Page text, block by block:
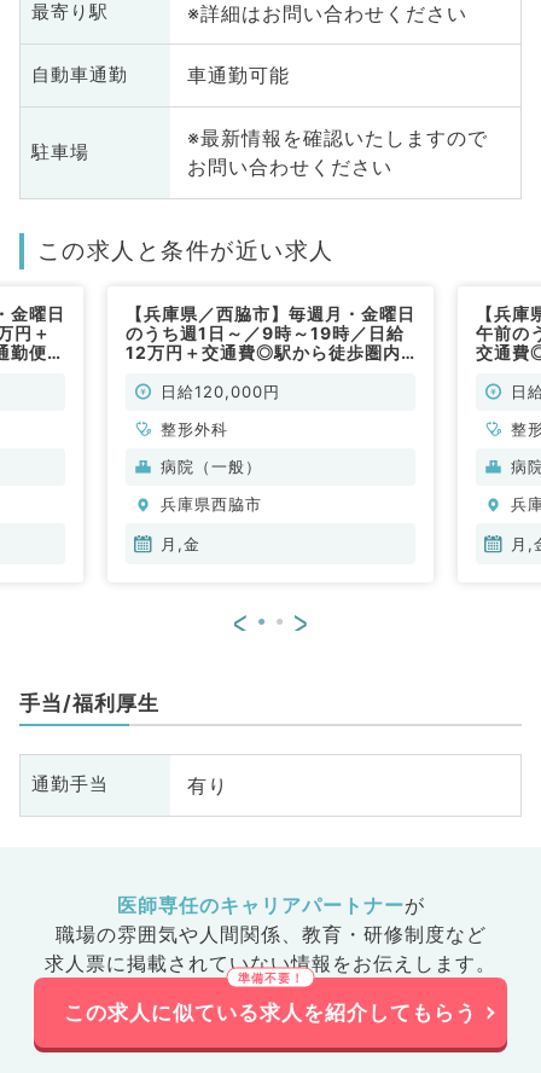
最寄り駅 ※詳細はお問い合わせください
自動車通勤 車通勤可能
駐車場
※最新情報を確認いたしますので
お問い合わせください
この求人と条件が近い求人
金曜日
円＋
勤便利
【兵庫県／西脇市】毎週月・金曜日
のうち週1日～／9時～19時／日給
12万円＋交通費◎駅から徒歩圏内
（整形外科／非常勤）
日給120,000円
整形外科
病院（一般）
兵庫県西脇市
月,金
【兵
午前の
交通費
／非常
日
整
病
兵
月,
< >
手当/福利厚生
通勤手当 有り
医師専任のキャリアパートナーが
職場の雰囲気や人間関係、 教育・研修制度など
求人票に掲載されていない情報をお伝えします。
この求人に似ている求人を紹介してもらう